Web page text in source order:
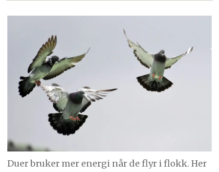
Duer bruker mer energi når de flyr i flokk. Her